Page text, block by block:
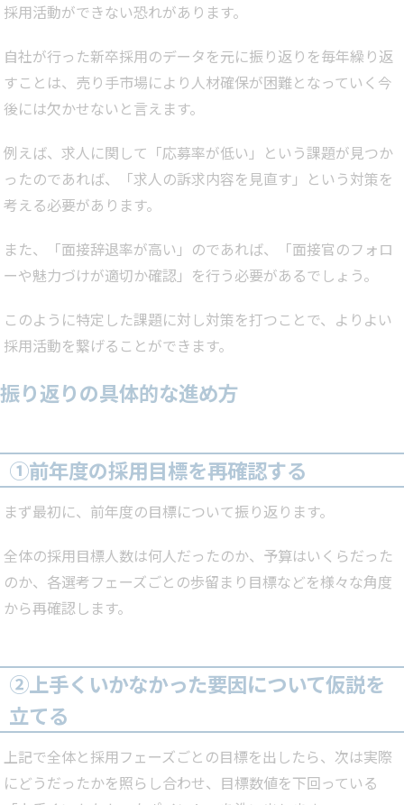
採用活動ができない恐れがあります。
自社が行った新卒採用のデータを元に振り返りを毎年繰り返
すことは、売り手市場により人材確保が困難となっていく今
後には欠かせないと言えます。
例えば、求人に関して「応募率が低い」という課題が見つか
ったのであれば、「求人の訴求内容を見直す」という対策を
考える必要があります。
また、「面接辞退率が高い」のであれば、「面接官のフォロ
ーや魅力づけが適切か確認」を行う必要があるでしょう。
このように特定した課題に対し対策を打つことで、よりよい
採用活動を繋げることができます。
振り返りの具体的な進め方
①前年度の採用目標を再確認する
まず最初に、前年度の目標について振り返ります。
全体の採用目標人数は何人だったのか、予算はいくらだった
のか、各選考フェーズごとの歩留まり目標などを様々な角度
から再確認します。
②上手くいかなかった要因について仮説を
立てる
上記で全体と採用フェーズごとの目標を出したら、次は実際
にどうだったかを照らし合わせ、目標数値を下回っている